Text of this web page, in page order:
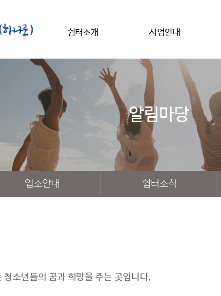
쉼터소개 사업안내
알림마당
입소안내 쉼터소식
소년들의 꿈과 희망을 주는 곳입니다.